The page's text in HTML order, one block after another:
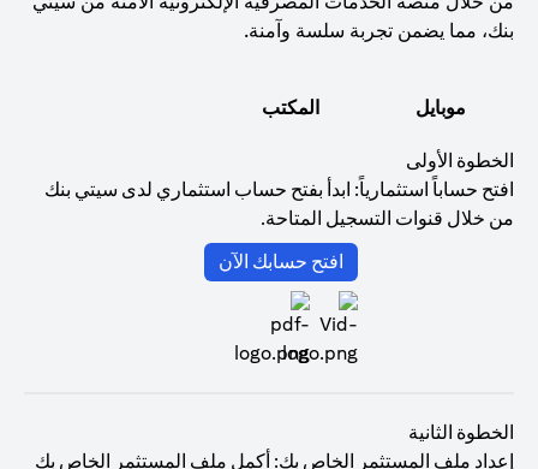
بنك، مما يضمن تجربة سلسة وآمنة.
موبايل المكتب
الخطوة الأولى
افتح حساباً استثمارياً: ابدأ بفتح حساب استثماري لدى سيتي بنك
من خلال قنوات التسجيل المتاحة.
افتح حسابك الآن
الخطوة الثانية
إعداد ملف المستثمر الخاص بك: أكمل ملف المستثمر الخاص بك